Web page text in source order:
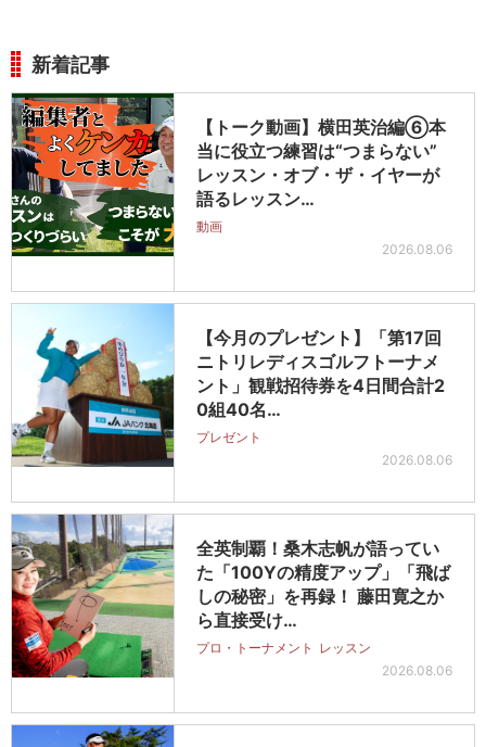
新着記事
【トーク動画】横田英治編⑥本
当に役立つ練習は“つまらない”
レッスン・オブ・ザ・イヤーが
語るレッスン…
動画
2026.08.06
【今月のプレゼント】「第17回
ニトリレディスゴルフトーナメ
ント」観戦招待券を4日間合計2
0組40名…
プレゼント
2026.08.06
全英制覇！桑木志帆が語ってい
た「100Yの精度アップ」「飛ば
しの秘密」を再録！ 藤田寛之か
ら直接受け…
プロ・トーナメント レッスン
2026.08.06